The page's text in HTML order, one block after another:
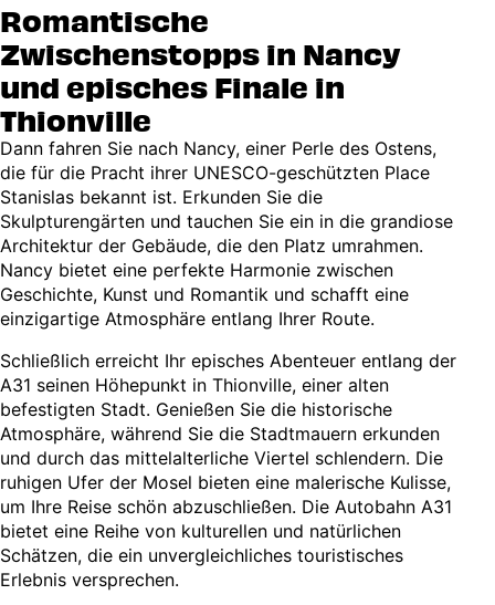
Romantische
Zwischenstopps in Nancy
und episches Finale in
Thionville
Dann fahren Sie nach Nancy, einer Perle des Ostens,
die für die Pracht ihrer UNESCO-geschützten Place
Stanislas bekannt ist. Erkunden Sie die
Skulpturengärten und tauchen Sie ein in die grandiose
Architektur der Gebäude, die den Platz umrahmen.
Nancy bietet eine perfekte Harmonie zwischen
Geschichte, Kunst und Romantik und schafft eine
einzigartige Atmosphäre entlang Ihrer Route.
Schließlich erreicht Ihr episches Abenteuer entlang der
A31 seinen Höhepunkt in Thionville, einer alten
befestigten Stadt. Genießen Sie die historische
Atmosphäre, während Sie die Stadtmauern erkunden
und durch das mittelalterliche Viertel schlendern. Die
ruhigen Ufer der Mosel bieten eine malerische Kulisse,
um Ihre Reise schön abzuschließen. Die Autobahn A31
bietet eine Reihe von kulturellen und natürlichen
Schätzen, die ein unvergleichliches touristisches
Erlebnis versprechen.